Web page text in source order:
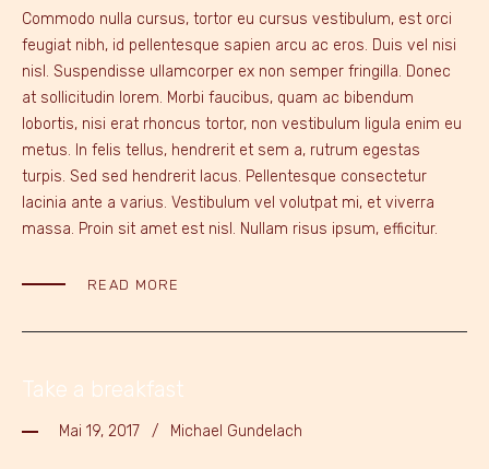
Commodo nulla cursus, tortor eu cursus vestibulum, est orci
feugiat nibh, id pellentesque sapien arcu ac eros. Duis vel nisi
nisl. Suspendisse ullamcorper ex non semper fringilla. Donec
at sollicitudin lorem. Morbi faucibus, quam ac bibendum
lobortis, nisi erat rhoncus tortor, non vestibulum ligula enim eu
metus. In felis tellus, hendrerit et sem a, rutrum egestas
turpis. Sed sed hendrerit lacus. Pellentesque consectetur
lacinia ante a varius. Vestibulum vel volutpat mi, et viverra
massa. Proin sit amet est nisl. Nullam risus ipsum, efficitur.
READ MORE
Take a breakfast
Mai 19, 2017 Michael Gundelach